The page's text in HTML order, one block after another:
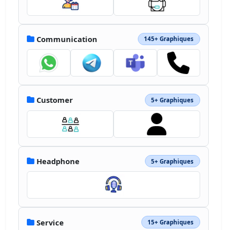
Communication 145+ Graphiques
Customer 5+ Graphiques
Headphone 5+ Graphiques
Service 15+ Graphiques